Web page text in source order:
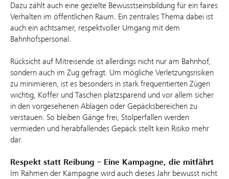
Dazu zählt auch eine gezielte Bewusstseinsbildung für ein faires
Verhalten im öffentlichen Raum. Ein zentrales Thema dabei ist
auch ein achtsamer, respektvoller Umgang mit dem
Bahnhofspersonal.
Rücksicht auf Mitreisende ist allerdings nicht nur am Bahnhof,
sondern auch im Zug gefragt. Um mögliche Verletzungsrisiken
zu minimieren, ist es besonders in stark frequentierten Zügen
wichtig, Koffer und Taschen platzsparend und vor allem sicher
in den vorgesehenen Ablagen oder Gepäcksbereichen zu
verstauen. So bleiben Gänge frei, Stolperfallen werden
vermieden und herabfallendes Gepäck stellt kein Risiko mehr
dar.
Respekt statt Reibung – Eine Kampagne, die mitfährt
Im Rahmen der Kampagne wird auch dieses Jahr bewusst nicht